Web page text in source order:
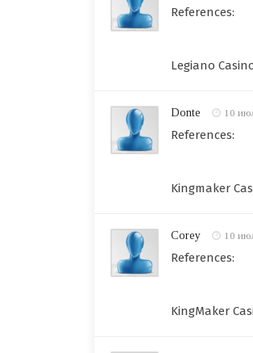
References:
Legiano
Donte 10
References:
Kingmaker
Corey 10
References:
KingMaker